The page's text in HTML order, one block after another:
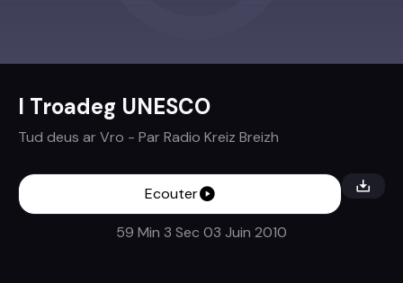
I Troadeg UNESCO
Tud deus ar Vro - ParRadio Kreiz Breizh
Ecouter
59 Min 3 Sec 03 Juin 2010